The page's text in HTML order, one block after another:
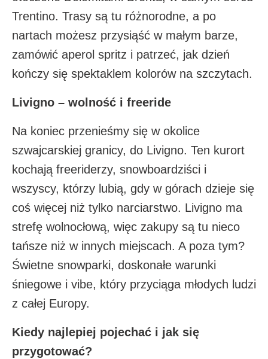
Trentino. Trasy są tu różnorodne, a po
nartach możesz przysiąść w małym barze,
zamówić aperol spritz i patrzeć, jak dzień
kończy się spektaklem kolorów na szczytach.
Livigno – wolność i freeride
Na koniec przenieśmy się w okolice
szwajcarskiej granicy, do Livigno. Ten kurort
kochają freeriderzy, snowboardziści i
wszyscy, którzy lubią, gdy w górach dzieje się
coś więcej niż tylko narciarstwo. Livigno ma
strefę wolnocłową, więc zakupy są tu nieco
tańsze niż w innych miejscach. A poza tym?
Świetne snowparki, doskonałe warunki
śniegowe i vibe, który przyciąga młodych ludzi
z całej Europy.
Kiedy najlepiej pojechać i jak się
przygotować?